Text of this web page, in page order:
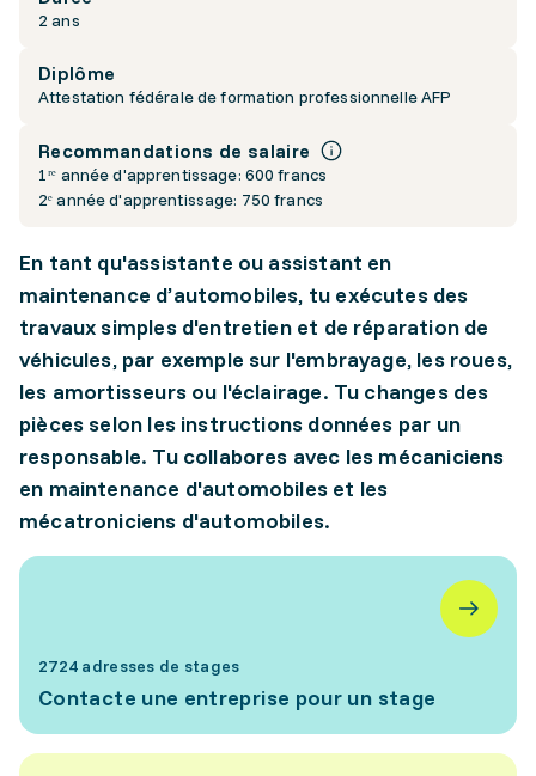
2 ans
Diplôme
Attestation fédérale de formation professionnelle AFP
Recommandations de salaire
1ʳᵉ année d'apprentissage: 600 francs
2ᵉ année d'apprentissage: 750 francs
En tant qu'assistante ou assistant en
maintenance d’automobiles, tu exécutes des
travaux simples d'entretien et de réparation de
véhicules, par exemple sur l'embrayage, les roues,
les amortisseurs ou l'éclairage. Tu changes des
pièces selon les instructions données par un
responsable. Tu collabores avec les mécaniciens
en maintenance d'automobiles et les
mécatroniciens d'automobiles.
2724 adresses de stages
Contacte une entreprise pour un stage